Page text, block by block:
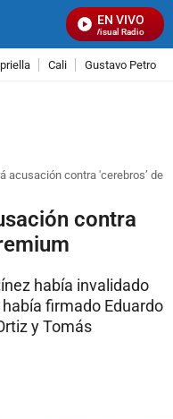
EN VIVO
Señal Visual Radio
Cali Gustavo Petro
acusación contra 'cerebros’ del
contra
había invalidado
firmado Eduardo
y Tomás